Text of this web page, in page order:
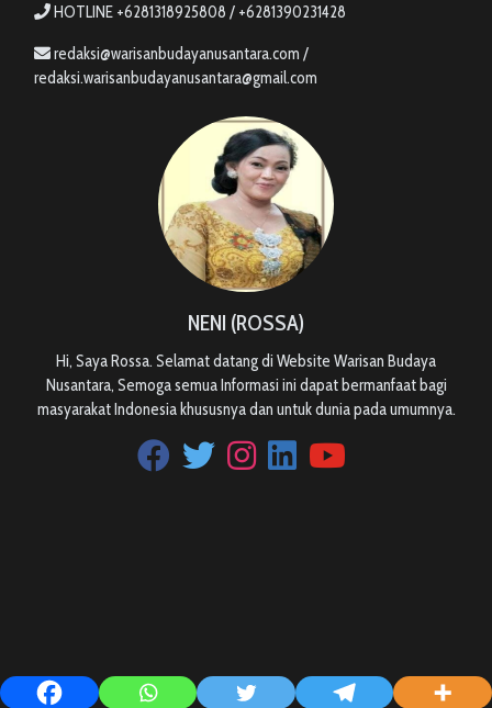
HOTLINE +6281318925808 / +6281390231428
redaksi@warisanbudayanusantara.com /
redaksi.warisanbudayanusantara@gmail.com
NENI (ROSSA)
Hi, Saya Rossa. Selamat datang di Website Warisan Budaya
Nusantara, Semoga semua Informasi ini dapat bermanfaat bagi
masyarakat Indonesia khususnya dan untuk dunia pada umumnya.